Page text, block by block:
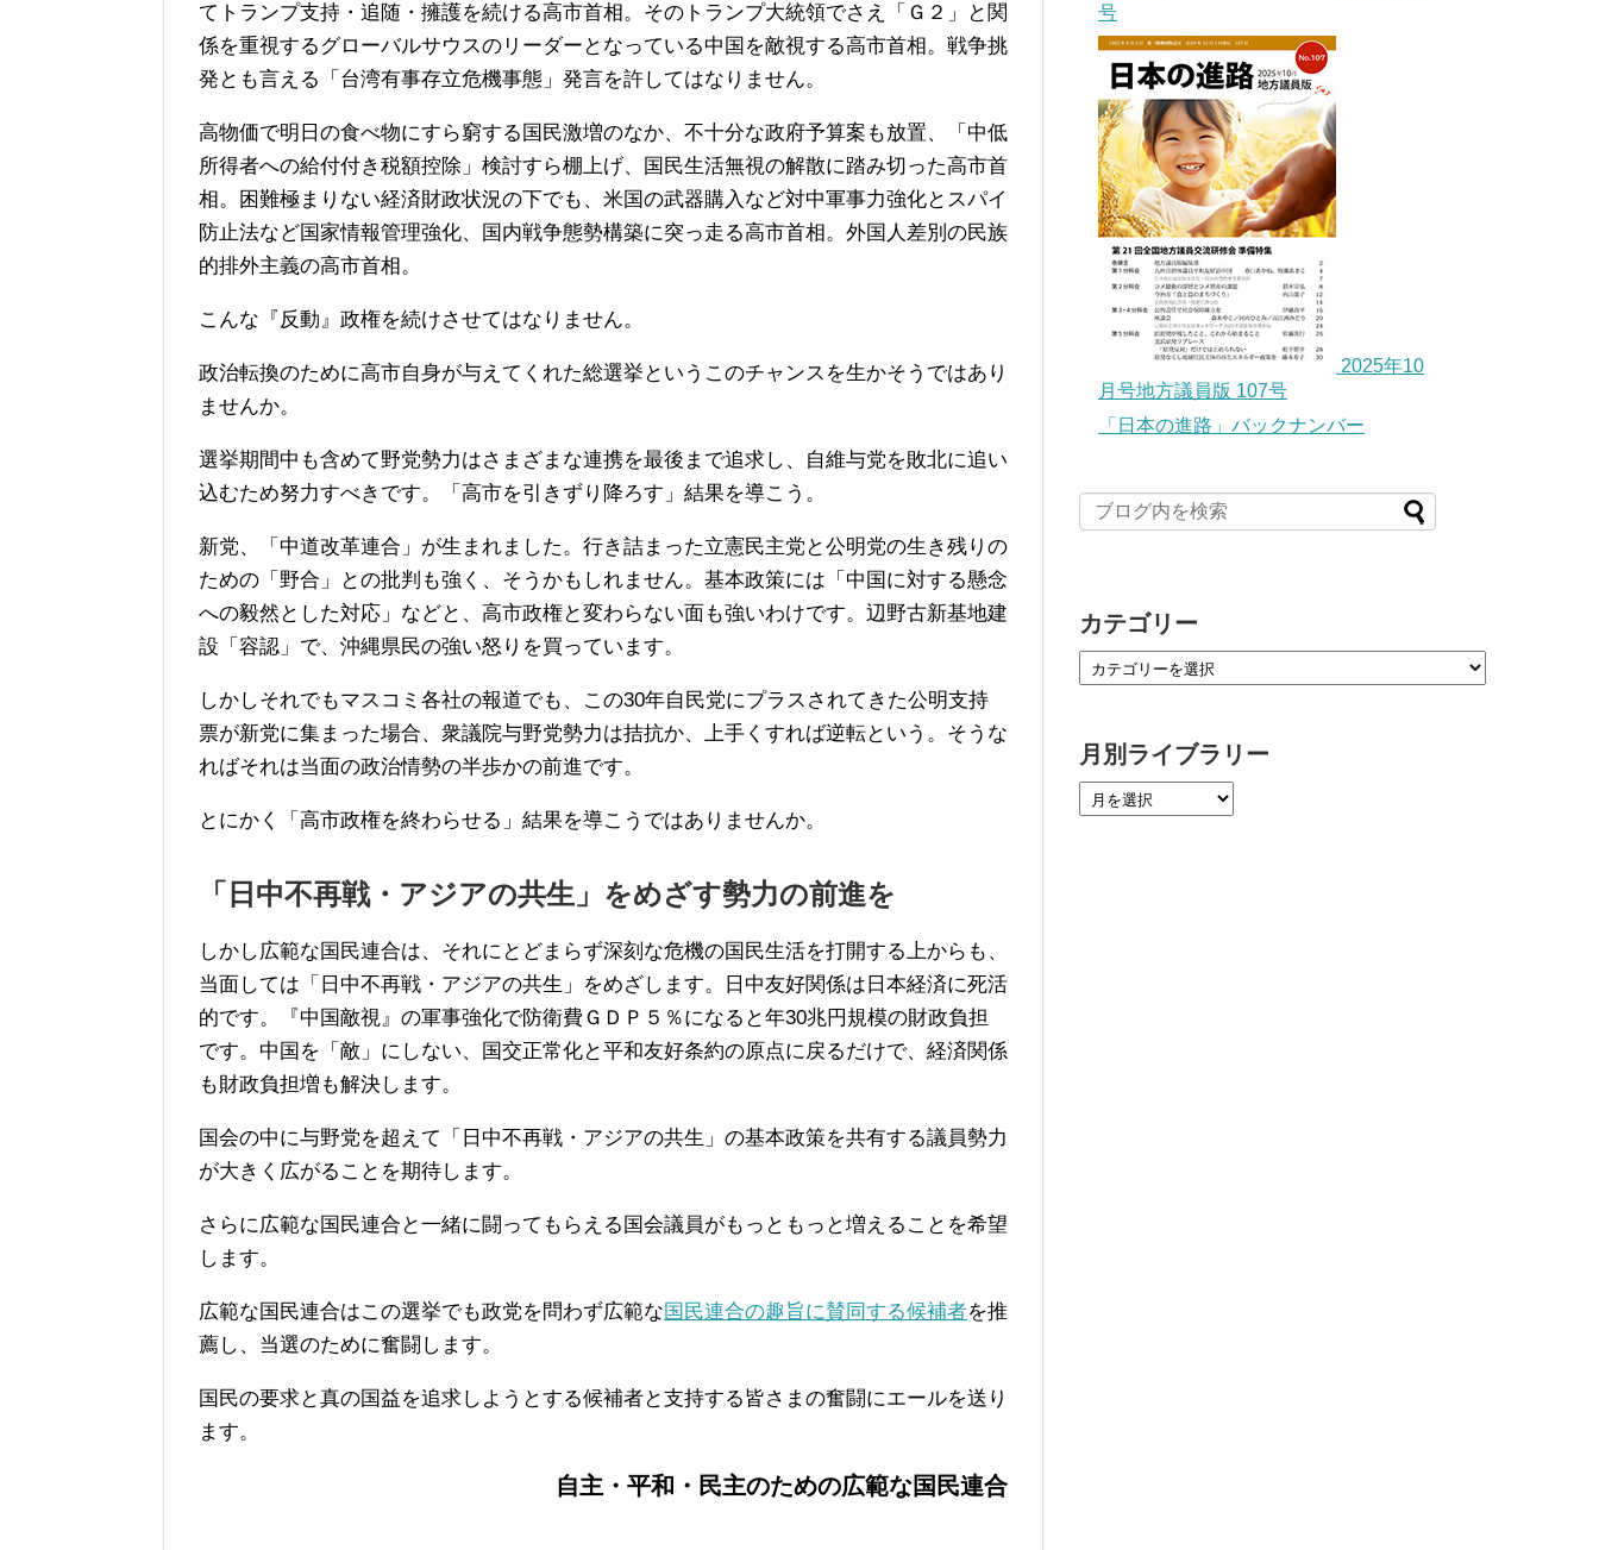
てトランプ支持・追随・擁護を続ける高市首相。そのトランプ大統領でさえ「Ｇ２」と関
係を重視するグローバルサウスのリーダーとなっている中国を敵視する高市首相。戦争挑
発とも言える「台湾有事存立危機事態」発言を許してはなりません。
高物価で明日の食べ物にすら窮する国民激増のなか、不十分な政府予算案も放置、「中低
所得者への給付付き税額控除」検討すら棚上げ、国民生活無視の解散に踏み切った高市首
相。困難極まりない経済財政状況の下でも、米国の武器購入など対中軍事力強化とスパイ
防止法など国家情報管理強化、国内戦争態勢構築に突っ走る高市首相。外国人差別の民族
的排外主義の高市首相。
こんな『反動』政権を続けさせてはなりません。
政治転換のために高市自身が与えてくれた総選挙というこのチャンスを生かそうではあり
ませんか。
選挙期間中も含めて野党勢力はさまざまな連携を最後まで追求し、自維与党を敗北に追い
込むため努力すべきです。「高市を引きずり降ろす」結果を導こう。
新党、「中道改革連合」が生まれました。行き詰まった立憲民主党と公明党の生き残りの
ための「野合」との批判も強く、そうかもしれません。基本政策には「中国に対する懸念
への毅然とした対応」などと、高市政権と変わらない面も強いわけです。辺野古新基地建
設「容認」で、沖縄県民の強い怒りを買っています。
しかしそれでもマスコミ各社の報道でも、この30年自民党にプラスされてきた公明支持
票が新党に集まった場合、衆議院与野党勢力は拮抗か、上手くすれば逆転という。そうな
ればそれは当面の政治情勢の半歩かの前進です。
とにかく「高市政権を終わらせる」結果を導こうではありませんか。
「日中不再戦・アジアの共生」をめざす勢力の前進を
しかし広範な国民連合は、それにとどまらず深刻な危機の国民生活を打開する上からも、
当面しては「日中不再戦・アジアの共生」をめざします。日中友好関係は日本経済に死活
的です。『中国敵視』の軍事強化で防衛費ＧＤＰ５％になると年30兆円規模の財政負担
です。中国を「敵」にしない、国交正常化と平和友好条約の原点に戻るだけで、経済関係
も財政負担増も解決します。
国会の中に与野党を超えて「日中不再戦・アジアの共生」の基本政策を共有する議員勢力
が大きく広がることを期待します。
さらに広範な国民連合と一緒に闘ってもらえる国会議員がもっともっと増えることを希望
します。
広範な国民連合はこの選挙でも政党を問わず広範な 国民連合の趣旨に賛同する候補者を推
薦し、当選のために奮闘します。
国民の要求と真の国益を追求しようとする候補者と支持する皆さまの奮闘にエールを送り
ます。
自主・平和・民主のための広範な国民連合
号
2025年10
月号地方議員版 107号
「日本の進路」バックナンバー
カテゴリー
月別ライブラリー